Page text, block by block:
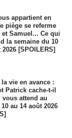
appartient en
piège se referme
Samuel... Ce qui
la semaine du 10
[SPOILERS]
vie en avance :
Patrick cache-t-il
vous attend au
au 14 août 2026